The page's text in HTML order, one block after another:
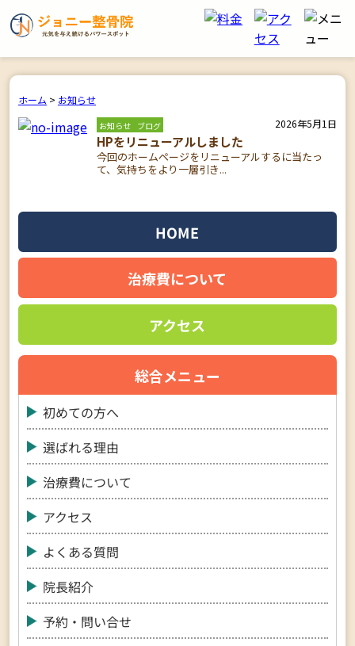
ホーム > お知らせ
お知らせ ブログ 2026年5月1日
HPをリニューアルしました
今回のホームページをリニューアルするに当たっ
て、気持ちをより一層引き...
HOME
治療費について
アクセス
総合メニュー
初めての方へ
選ばれる理由
治療費について
アクセス
よくある質問
院長紹介
予約・問い合せ